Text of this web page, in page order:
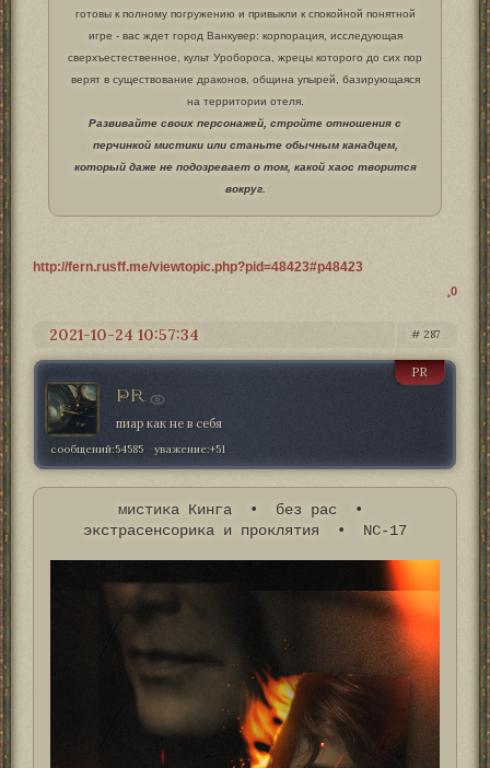
готовы к полному погружению и привыкли к спокойной понятной
игре - вас ждет город Ванкувер: корпорация, исследующая
сверхъестественное, культ Уробороса, жрецы которого до сих пор
верят в существование драконов, община упырей, базирующаяся
на территории отеля.
Развивайте своих персонажей, стройте отношения с
перчинкой мистики или станьте обычным канадцем,
который даже не подозревает о том, какой хаос творится
вокруг.
http://fern.rusff.me/viewtopic.php?pid=48423#p48423
0
287
2021-10-24 10:57:34
PR
PR
пиар как не в себя
сообщений:54585 уважение:+51
мистика Кинга • без рас •
экстрасенсорика и проклятия • NC-17